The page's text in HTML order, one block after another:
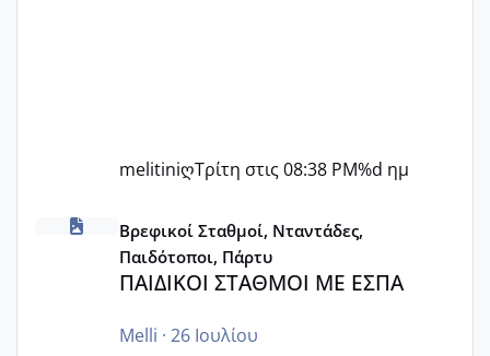
melitiniღΤρίτη στις 08:38 PM%d ημ
ΠΑΙΔΙΚΟΙ ΣΤΑΘΜΟΙ ΜΕ ΕΣΠΑ
Βρεφικοί Σταθμοί, Νταντάδες,
Παιδότοποι, Πάρτυ
ΠΑΙΔΙΚΟΙ ΣΤΑΘΜΟΙ ΜΕ ΕΣΠΑ
Melli · 26 Ιουλίου